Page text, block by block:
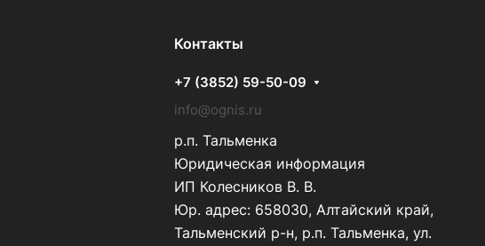
Контакты
+7 (3852) 59-50-09
info@ognis.ru
р.п. Тальменка
Юридическая информация
ИП Колесников В. В.
Юр. адрес: 658030, Алтайский край,
Тальменский р-н, р.п. Тальменка, ул.